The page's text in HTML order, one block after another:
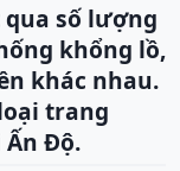
số lượng
khổng lồ,
khác nhau.
trang
Độ.